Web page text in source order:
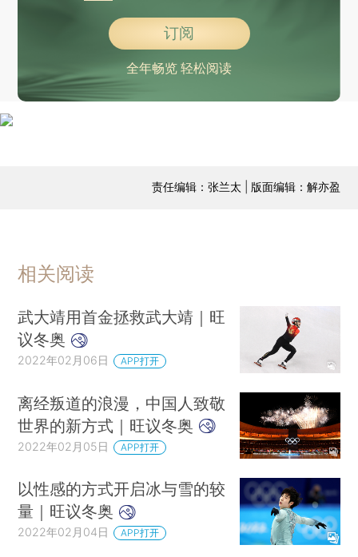
订阅
全年畅览 轻松阅读
责任编辑：张兰太 | 版面编辑：解亦盈
相关阅读
武大靖用首金拯救武大靖｜旺
议冬奥
2022年02月06日 APP打开
离经叛道的浪漫，中国人致敬
世界的新方式｜旺议冬奥
2022年02月05日 APP打开
以性感的方式开启冰与雪的较
量｜旺议冬奥
2022年02月04日 APP打开